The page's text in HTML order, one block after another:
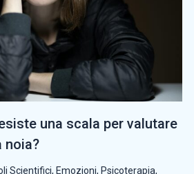
una scala per valutare
noia?
Scientifici, Emozioni, Psicoterapia,